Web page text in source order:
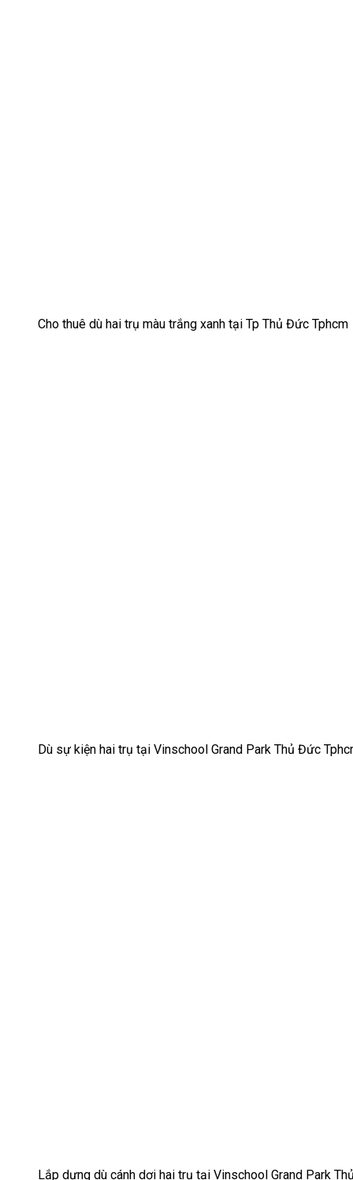
Cho thuê dù hai trụ màu trắng xanh tại Tp Thủ Đức Tphcm
Dù sự kiện hai trụ tại Vinschool Grand Park Thủ Đức
Lắp dựng dù cánh dơi hai trụ tại Vinschool Grand Park